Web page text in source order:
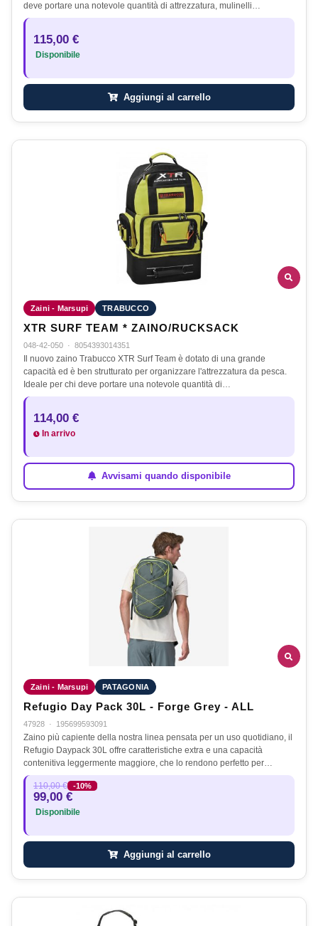
deve portare una notevole quantità di attrezzatura, mulinelli…
115,00 €
Disponibile
Aggiungi al carrello
Zaini - Marsupi TRABUCCO
XTR SURF TEAM * ZAINO/RUCKSACK
048-42-050 · 8054393014351
Il nuovo zaino Trabucco XTR Surf Team è dotato di una grande
capacità ed è ben strutturato per organizzare l'attrezzatura da pesca.
Ideale per chi deve portare una notevole quantità di…
114,00 €
In arrivo
Avvisami quando disponibile
Zaini - Marsupi PATAGONIA
Refugio Day Pack 30L - Forge Grey - ALL
47928 · 195699593091
Zaino più capiente della nostra linea pensata per un uso quotidiano, il
Refugio Daypack 30L offre caratteristiche extra e una capacità
contenitiva leggermente maggiore, che lo rendono perfetto per…
110,00 € -10%
99,00 €
Disponibile
Aggiungi al carrello